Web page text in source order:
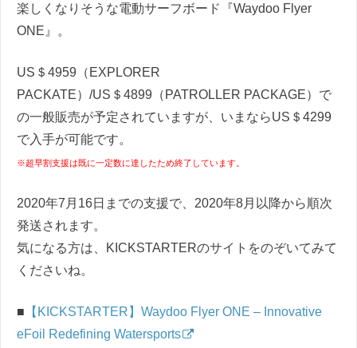
楽しくなりそうな電動サーフボード『Waydoo Flyer
ONE』。
US＄4959（EXPLORER
PACKATE）/US＄4899（PATROLLER PACKAGE）で
の一般販売が予定されていますが、いまならUS＄4299
で入手が可能です。
※超早割支援は既に一定数に達したため終了しています。
2020年7月16日までの支援で、2020年8月以降から順次
発送されます。
気になる方は、KICKSTARTERのサイトをのぞいてみて
くださいね。
■ 【KICKSTARTER】Waydoo Flyer ONE – Innovative
eFoil Redefining Watersports